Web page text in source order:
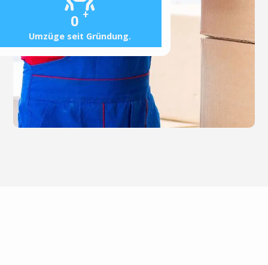
0 +
Umzüge seit Gründung.